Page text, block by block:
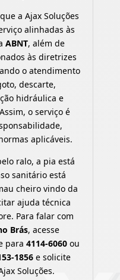
a Ajax Soluções
alinhadas às
ABNT, além de
às diretrizes
o atendimento
descarte,
hidráulica e
o serviço é
aplicáveis.
ralo, a pia está
sanitário está
cheiro vindo da
ajuda técnica
Para falar com
Brás, acesse
para 4114-6060ou
1856 e solicite
Soluções.